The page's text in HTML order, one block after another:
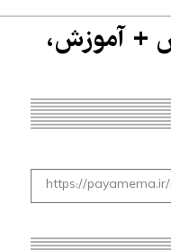
+ آموزش،